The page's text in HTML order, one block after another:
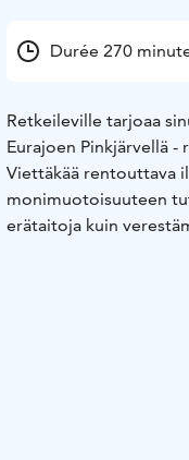
Durée 270
Retkeileville tarjoaa
Eurajoen Pinkjärvellä
Viettäkää rentouttava
monimuotoisuuteen
erätaitoja kuin
Satakunnan alueen